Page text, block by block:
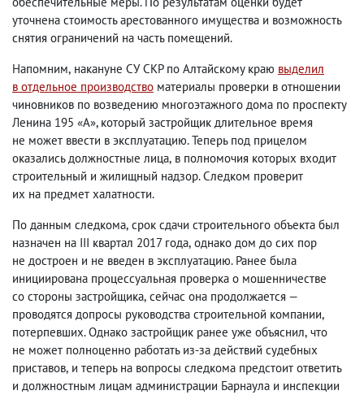
уточнена стоимость арестованного имущества и возможность
снятия ограничений на часть помещений.
Напомним, накануне СУ СКР по Алтайскому краю выделил
в отдельное производство материалы проверки в отношении
чиновников по возведению многоэтажного дома по проспекту
Ленина 195 «А», который застройщик длительное время
не может ввести в эксплуатацию. Теперь под прицелом
оказались должностные лица, в полномочия которых входит
строительный и жилищный надзор. Следком проверит
их на предмет халатности.
По данным следкома, срок сдачи строительного объекта был
назначен на III квартал 2017 года, однако дом до сих пор
не достроен и не введен в эксплуатацию. Ранее была
инициирована процессуальная проверка о мошенничестве
со стороны застройщика, сейчас она продолжается —
проводятся допросы руководства строительной компании,
потерпевших. Однако застройщик ранее уже объяснил, что
не может полноценно работать из-за действий судебных
приставов, и теперь на вопросы следкома предстоит ответить
и должностным лицам администрации Барнаула и инспекции